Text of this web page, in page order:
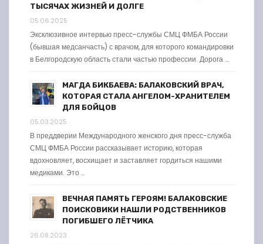
ТЫСЯЧАХ ЖИЗНЕЙ И ДОЛГЕ
05.06.2025
Эксклюзивное интервью пресс-службы СМЦ ФМБА России
(бывшая медсанчасть) с врачом, для которого командировки
в Белгородскую область стали частью профессии. Дорога …
МАГДА БИКБАЕВА: БАЛАКОВСКИЙ ВРАЧ,
КОТОРАЯ СТАЛА АНГЕЛОМ-ХРАНИТЕЛЕМ
ДЛЯ БОЙЦОВ
05.03.2025
В преддверии Международного женского дня пресс-служба
СМЦ ФМБА России рассказывает историю, которая
вдохновляет, восхищает и заставляет гордиться нашими
медиками. Это …
ВЕЧНАЯ ПАМЯТЬ ГЕРОЯМ! БАЛАКОВСКИЕ
ПОИСКОВИКИ НАШЛИ РОДСТВЕННИКОВ
ПОГИБШЕГО ЛЁТЧИКА
26.08.2023